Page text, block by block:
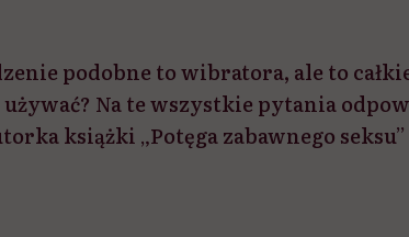
podobne to wibratora, ale to
używać? Na te wszystkie pytania
książki „Potęga zabawnego